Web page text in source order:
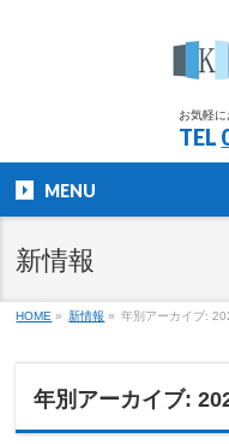
お気軽に
TEL
MENU
新情報
HOME » 新情報 » 年別アーカイブ:
年別アーカイブ: